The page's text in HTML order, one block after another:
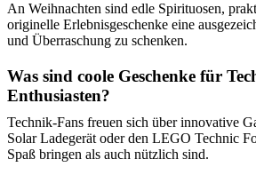
An Weihnachten sind edle Spirituosen,
originelle Erlebnisgeschenke eine
und Überraschung zu schenken.
Was sind coole Geschenke für
Enthusiasten?
Technik-Fans freuen sich über innovative
Solar Ladegerät oder den LEGO Technic
Spaß bringen als auch nützlich sind.